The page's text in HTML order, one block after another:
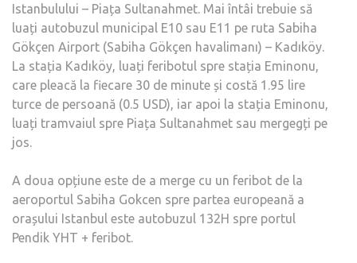
Istanbulului – Piața Sultanahmet. Mai întâi trebuie să
luați autobuzul municipal E10 sau E11 pe ruta Sabiha
Gökçen Airport (Sabiha Gökçen havalimanı) – Kadıköy.
La stația Kadıköy, luați feribotul spre stația Eminonu,
care pleacă la fiecare 30 de minute și costă 1.95 lire
turce de persoană (0.5 USD), iar apoi la stația Eminonu,
luați tramvaiul spre Piața Sultanahmet sau mergegți pe
jos.
A doua opțiune este de a merge cu un feribot de la
aeroportul Sabiha Gokcen spre partea europeană a
orașului Istanbul este autobuzul 132H spre portul
Pendik YHT + feribot.